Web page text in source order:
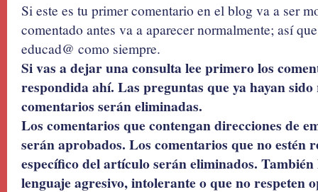
Si este es tu primer comentario en el blog va a ser
comentado antes va a aparecer normalmente; así
educad@ como siempre.
Si vas a dejar una consulta lee primero los
respondida ahí. Las preguntas que ya hayan
comentarios serán eliminadas.
Los comentarios que contengan direcciones de
serán aprobados. Los comentarios que no estén
específico del artículo serán eliminados.
lenguaje agresivo, intolerante o que no respeten